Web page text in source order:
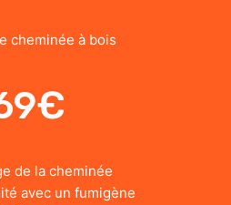
cheminée à bois
de la cheminée
avec un fumigène